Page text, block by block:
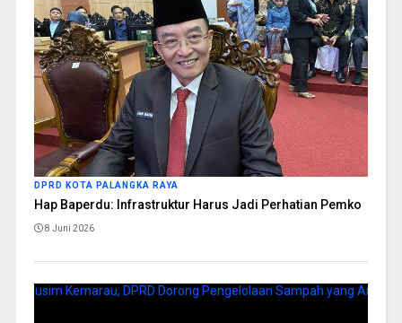
DPRD KOTA PALANGKA RAYA
Hap Baperdu: Infrastruktur Harus Jadi Perhatian Pemko
8 Juni 2026